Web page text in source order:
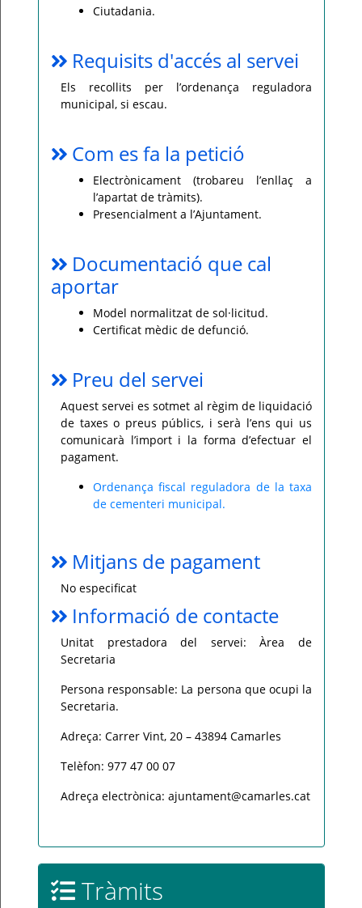
ajuntament.
Ciutadania.
Requisits d'accés al servei
Els recollits per l’ordenança reguladora
municipal, si escau.
Com es fa la petició
Electrònicament (trobareu l’enllaç a
l’apartat de tràmits).
Presencialment a l’Ajuntament.
Documentació que cal
aportar
Model normalitzat de sol·licitud.
Certificat mèdic de defunció.
Preu del servei
Aquest servei es sotmet al règim de liquidació
de taxes o preus públics, i serà l’ens qui us
comunicarà l’import i la forma d’efectuar el
pagament.
Ordenança fiscal reguladora de la taxa
de cementeri municipal.
Mitjans de pagament
No especificat
Informació de contacte
Unitat prestadora del servei: Àrea de
Secretaria
Persona responsable: La persona que ocupi la
Secretaria.
Adreça: Carrer Vint, 20 – 43894 Camarles
Telèfon: 977 47 00 07
Adreça electrònica: ajuntament@camarles.cat
Tràmits